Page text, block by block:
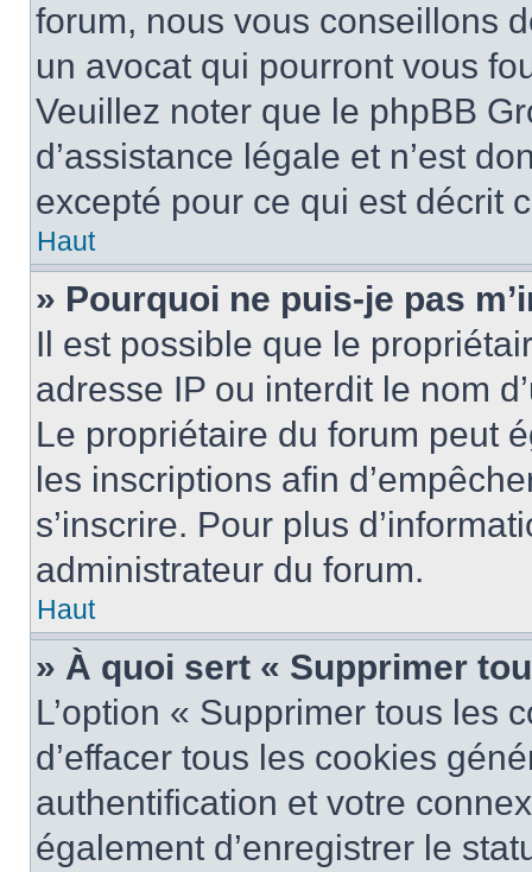
forum, nous vous conseillons
un avocat qui pourront vous
Veuillez noter que le phpBB
d’assistance légale et n’est
excepté pour ce qui est décrit
Haut
» Pourquoi ne puis-je pas
Il est possible que le
adresse IP ou interdit le nom
Le propriétaire du forum peut
les inscriptions afin
s’inscrire. Pour plus
administrateur du forum.
Haut
» À quoi sert « Supprimer
L’option « Supprimer tous les
d’effacer tous les cookies
authentification et votre
également d’enregistrer le